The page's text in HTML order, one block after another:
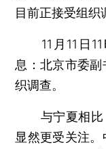
目前正接受组织
11月11日11
息：北京市委副
织调查。
与宁夏相比
显然更受关注